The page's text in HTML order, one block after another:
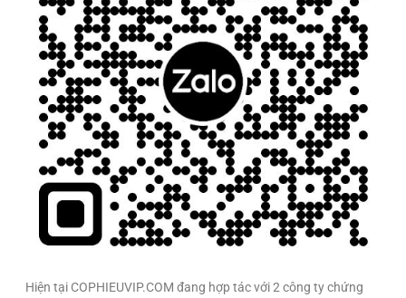
Hiện tại COPHIEUVIP.COM đang hợp tác với 2 công ty chứng